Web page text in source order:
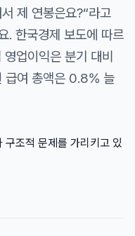
제 연봉은요?“라고
. 한국경제 보도에 따르
업이익은 분기 대비
급여 총액은 0.8% 늘
구조적 문제를 가리키고 있